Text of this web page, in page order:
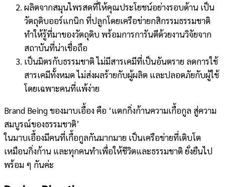
ผลิตจากสมุนไพรสดที่ให้คุณประโยชน์อย่างรอบด้าน เป็น
วัตถุดิบออร์แกนิก ที่ปลูกโดยเครือข่ายกสิกรรมธรรมชาติ
ทำให้รู้ที่มาของวัตถุดิบ พร้อมการการันตีด้วยงานวิจัยจาก
สถาบันที่น่าเชื่อถือ
เป็นมิตรกับธรรมชาติ ไม่มีสารเคมีที่เป็นอันตราย ลดการใช้
สารเคมีทั้งหมด ไม่ส่งผลร้ายกับผู้ผลิต และปลอดภัยกับผู้ใช้
โดยเฉพาะคนที่แพ้ง่าย
Brand Being ของมาบเอื้อง คือ ‘แตกกิ่งก้านความเกื้อกูล สู่ความ
สมบูรณ์ของธรรมชาติ’
ในมาบเอื้องมีคนที่เกื้อกูลกันมากมาย เป็นเครือข่ายที่เติบโต
เหมือนกิ่งก้าน และทุกคนทำเพื่อให้ชีวิตและธรรมชาติ ยั่งยืนไป
พร้อม ๆ กันค่ะ